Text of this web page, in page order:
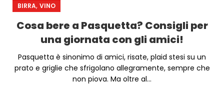
BIRRA, VINO
Cosa bere a Pasquetta? Consigli per
una giornata con gli amici!
Pasquetta è sinonimo di amici, risate, plaid stesi su un
prato e griglie che sfrigolano allegramente, sempre che
non piova. Ma oltre al...